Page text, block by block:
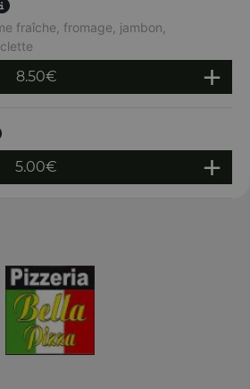
fraîche, fromage, jambon,
8.50€
5.00€